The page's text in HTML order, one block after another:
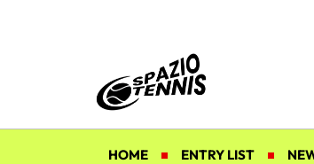
HOME ENTRY LIST